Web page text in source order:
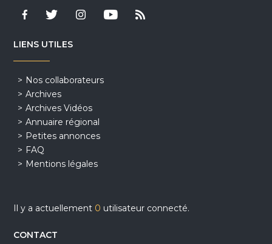
LIENS UTILES
Nos collaborateurs
Archives
Archives Vidéos
Annuaire régional
Petites annonces
FAQ
Mentions légales
Il y a actuellement 0 utilisateur connecté.
CONTACT